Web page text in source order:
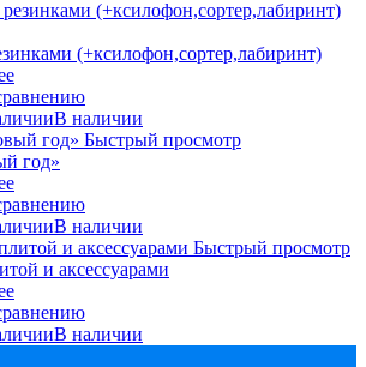
(+ксилофон,сортер,лабиринт)
В наличии
Быстрый просмотр
год»
В наличии
Быстрый просмотр
и аксессуарами
В наличии